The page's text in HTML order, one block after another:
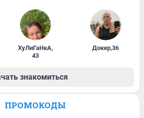
ХуЛиГаНкА,
43
Докер,36
знакомиться
ПРОМОКОДЫ